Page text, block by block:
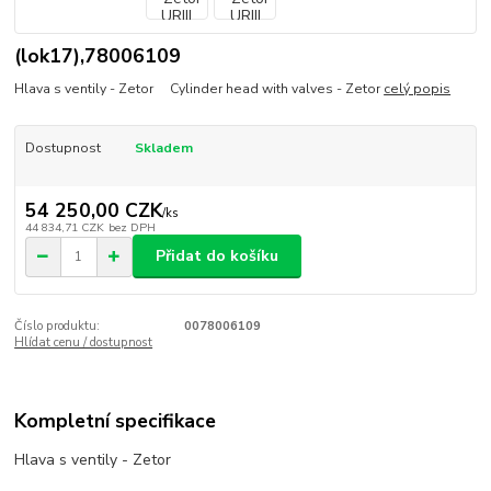
(lok17),78006109
Hlava s ventily - Zetor Cylinder head with valves - Zetorcelý popis
Dostupnost Skladem
54 250,00 CZK/ks
44 834,71 CZK bez DPH
Přidat do košíku
Číslo produktu:
0078006109
Hlídat cenu / dostupnost
Kompletní specifikace
Hlava s ventily - Zetor